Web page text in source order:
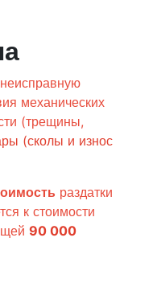
механических
(трещины,
(сколы и износ
раздатки
к стоимости
90 000